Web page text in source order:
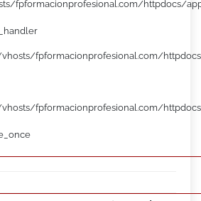
fpformacionprofesional.com/httpdocs/
fpformacionprofesional.com/
fpformacionprofesional.com/